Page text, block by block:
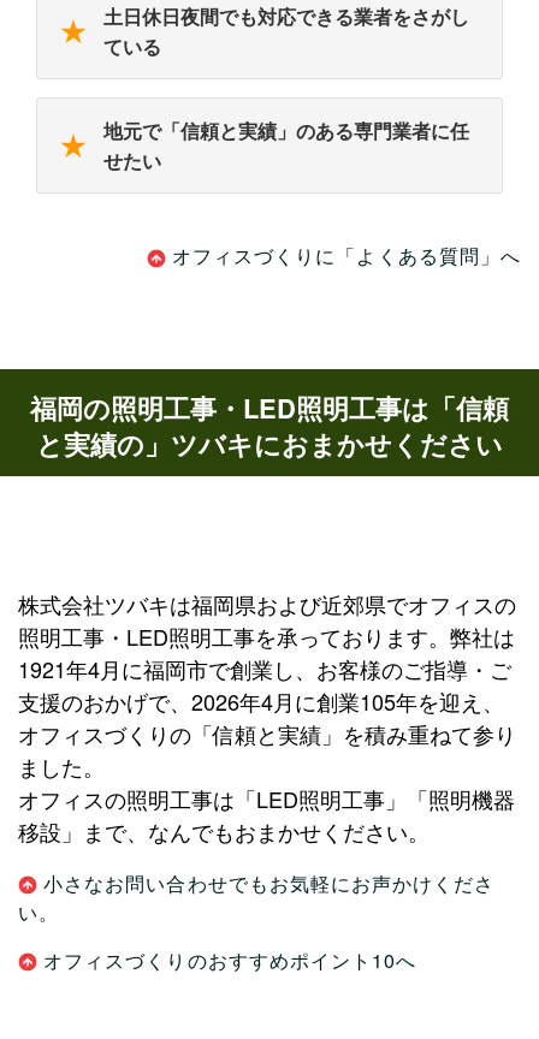
★
土日休日夜間でも対応できる業者をさがし
ている
★
地元で「信頼と実績」のある専門業者に任
せたい
オフィスづくりに「よくある質問」へ
福岡の照明工事・LED照明工事は「信頼
と実績の」ツバキにおまかせください
株式会社ツバキは福岡県および近郊県でオフィスの
照明工事・LED照明工事を承っております。弊社は
1921年4月に福岡市で創業し、お客様のご指導・ご
支援のおかげで、2026年4月に創業105年を迎え、
オフィスづくりの「信頼と実績」を積み重ねて参り
ました。
オフィスの照明工事は「LED照明工事」「照明機器
移設」まで、なんでもおまかせください。
小さなお問い合わせでもお気軽にお声かけくださ
い。
オフィスづくりのおすすめポイント10へ